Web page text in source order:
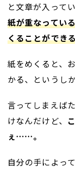
と文章が入って
紙が重なってい
くることができ
紙をめくると、
かる、というしか
言ってしまえば
けなんだけど、
ぇ……。
自分の手によっ